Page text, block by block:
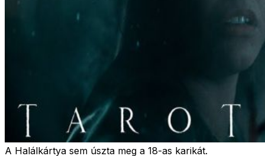
A Halálkártya sem úszta meg a 18-as karikát.